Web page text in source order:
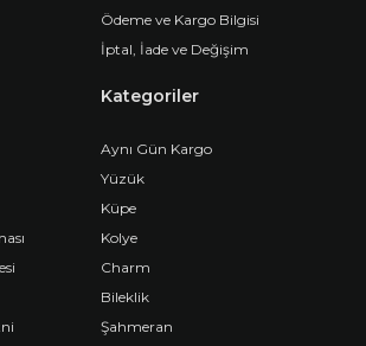
Ödeme ve Kargo Bilgisi
İptal, İade ve Değişim
Kategoriler
Aynı Gün Kargo
Yüzük
Küpe
Kolye
Charm
Bileklik
Şahmeran